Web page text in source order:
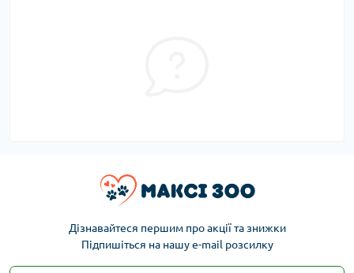
Дізнавайтеся першим про акції та знижки
Підпишіться на нашу e-mail розсилку